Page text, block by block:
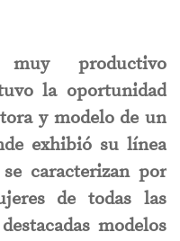
productivo
la oportunidad
y modelo de un
exhibió su línea
caracterizan por
de todas las
modelos